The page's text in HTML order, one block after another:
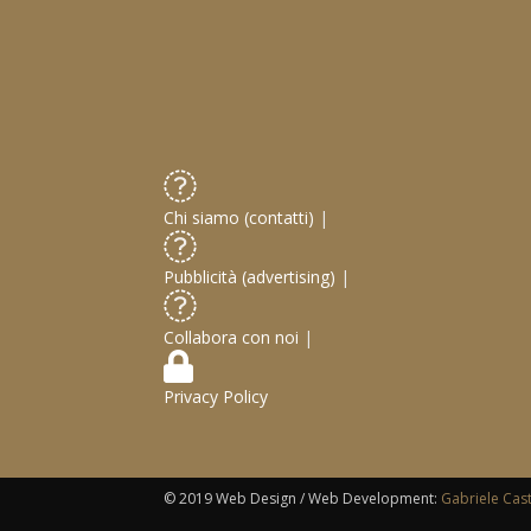
Chi siamo (contatti) |
Pubblicità (advertising) |
Collabora con noi |
Privacy Policy
© 2019 Web Design / Web Development: Gabriele